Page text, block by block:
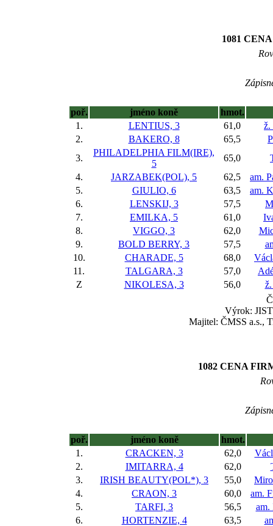
1081
poř. jméno koně
hmot.
1.
LENTIUS, 3 61,0
ž.
2.
BAKERO, 8 65,5
3.
PHILADELPHIA FILM(IRE),
5
65,0
4.
JARZABEK(POL), 5 62,5
am.
5.
GIULIO, 6 63,5
am.
6.
LENSKIJ, 3 57,5
7.
EMILKA, 5 61,0
8.
VIGGO, 3 62,0
9.
BOLD BERRY, 3 57,5
10.
CHARADE, 5 68,0
11.
TALGARA, 3 57,0
Z
NIKOLESA, 3 56,0
Výrok:
Majitel: ČMSS a.s.,
1082 CENA
poř. jméno koně
hmot.
1.
CRACKEN, 3 62,0
2.
IMITARRA, 4 62,0
3.
IRISH BEAUTY(POL*), 3 55,0
4.
CRAON, 3 60,0
am.
5.
TARFI, 3 56,5
am.
6.
HORTENZIE, 4 63,5